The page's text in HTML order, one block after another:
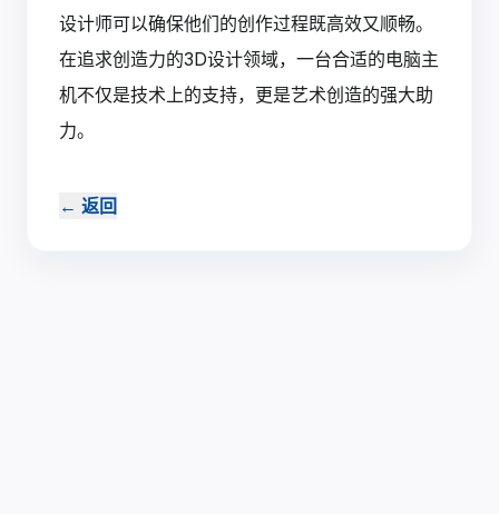
设计师可以确保他们的创作过程既高效又顺畅。
在追求创造力的3D设计领域，一台合适的电脑主
机不仅是技术上的支持，更是艺术创造的强大助
力。‍
← 返回